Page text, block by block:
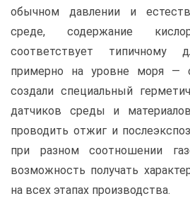
обычном давлении и
среде, содержание
соответствует типичному
примерно на уровне моря —
создали специальный
датчиков среды и
проводить отжиг и
при разном соотношении
возможность получать
на всех этапах производства.